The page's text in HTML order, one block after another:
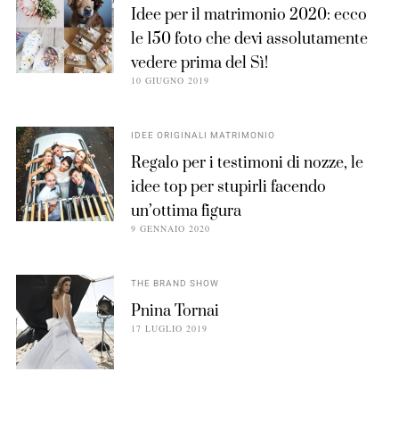
Idee per il matrimonio 2020: ecco
le 150 foto che devi assolutamente
vedere prima del Sì!
10 GIUGNO 2019
IDEE ORIGINALI MATRIMONIO
Regalo per i testimoni di nozze, le
idee top per stupirli facendo
un’ottima figura
9 GENNAIO 2020
THE BRAND SHOW
Pnina Tornai
17 LUGLIO 2019